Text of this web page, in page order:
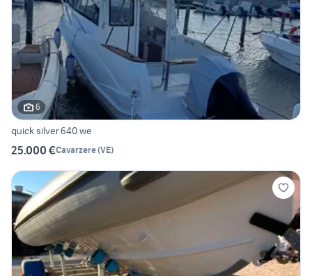
6
quick silver 640 we
25.000 €Cavarzere(VE)